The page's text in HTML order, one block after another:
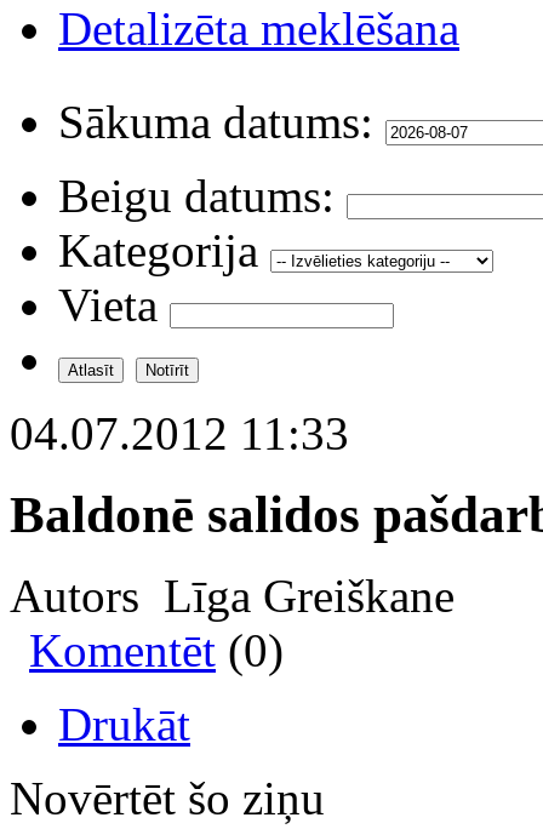
Detalizēta meklēšana
Sākuma datums:
Beigu datums:
Kategorija
Vieta
04.07.2012 11:33
Baldonē salidos
Autors Līga Greiškane
Komentēt (0)
Drukāt
Novērtēt šo ziņu